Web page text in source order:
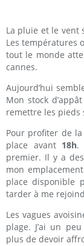
La pluie et le vent
Les températures
tout le monde
cannes.
Aujourd’hui
Mon stock
remettre les pieds
Pour profiter de
place avant 18h.
premier. Il y a
mon
place disponible
tarder à me
Les vagues
plage. J’ai un
plus de devoir